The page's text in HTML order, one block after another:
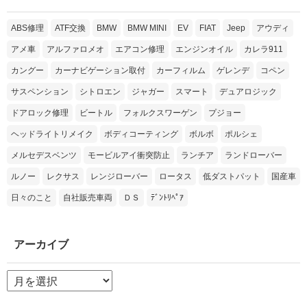
ABS修理 ATF交換 BMW BMW MINI EV FIAT Jeep アウディ
アメ車 アルファロメオ エアコン修理 エンジンオイル カレラ911
カングー カーナビゲーション取付 カーフィルム ゲレンデ コペン
サスペンション シトロエン ジャガー スマート デュアロジック
ドアロック修理 ビートル フォルクスワーゲン プジョー
ヘッドライトリメイク ボディコーティング ボルボ ポルシェ
メルセデスベンツ モービルアイ衝突防止 ランチア ランドローバー
ルノー レクサス レンジローバー ロータス 低ダストパット 国産車
日々のこと 自社販売車両 ＤＳ ﾃﾞﾝﾄﾘﾍﾟｱ
アーカイブ
ア
ー